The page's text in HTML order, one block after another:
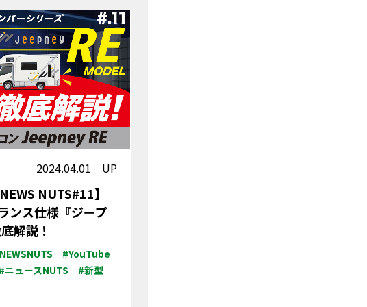
2024.04.01 UP
NUTS#11】
ンス仕様『ジープ
解説！
#YouTube
#ニュースNUTS #新型